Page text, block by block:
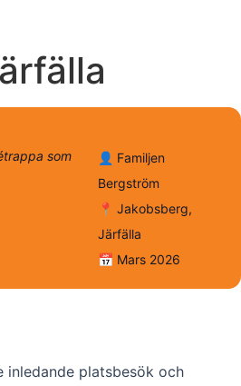
som
👤 Familjen
Bergström
📍 Jakobsberg,
Järfälla
📅 Mars 2026
inledande platsbesök och